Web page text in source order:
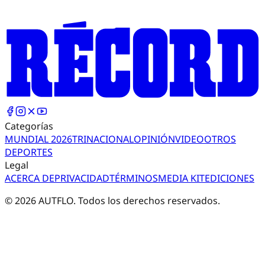
Categorías
MUNDIAL 2026TRINACIONALOPINIÓNVIDEOOTROS
DEPORTES
Legal
ACERCA DEPRIVACIDADTÉRMINOSMEDIA KITEDICIONES
©2026AUTFLO. Todos los derechos reservados.